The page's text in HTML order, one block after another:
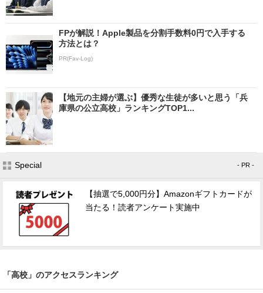
FPが解説！Apple製品を分割手数料0円で入手する
方法とは？
PR(Fav-Log)
【地元の主婦が選ぶ】優秀な生徒が多いと思う「兵
庫県の公立高校」ランキングTOP1...
Special - PR -
【抽選で5,000円分】Amazonギフトカードが
当たる！読者アンケート実施中
「高校」のアクセスランキング